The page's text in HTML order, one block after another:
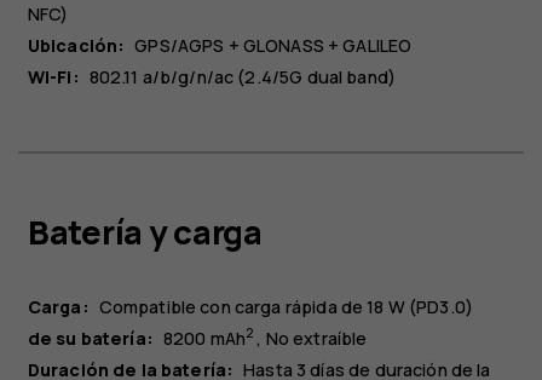
NFC)
Ubicación: GPS/AGPS + GLONASS + GALILEO
Wi-Fi: 802.11 a/b/g/n/ac (2.4/5G dual band)
Batería y carga
Carga: Compatible con carga rápida de 18 W (PD3.0)
de su batería: 8200 mAh2
No extraíble
Duración de la batería: Hasta 3 días de duración de la